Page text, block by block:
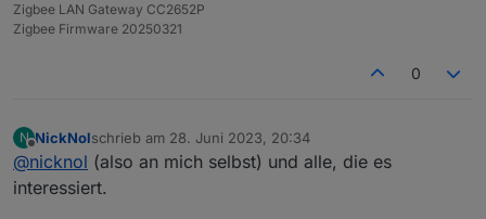
Zigbee LAN Gateway CC2652P
Zigbee Firmware 20250321
0
N
Offline
NickNolschrieb am 28. Juni 2023, 20:34
zuletzt editiert von
@nicknol (also an mich selbst) und alle, die es
interessiert.